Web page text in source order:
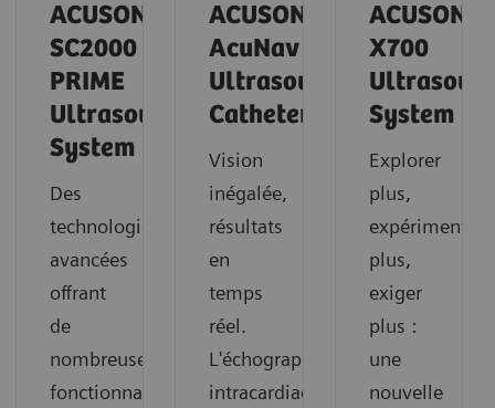
ACUSON
SC2000
PRIME
Ultrasound
System
Des
technologies
avancées
offrant
de
nombreuses
fonctionnalités
ACUSON
AcuNav
Ultrasound
Catheter
Vision
inégalée,
résultats
en
temps
réel.
L'échographie
intracardiaque
ACUSON
X700
System
Explorer
plus,
expérimenter
plus,
exiger
plus :
une
nouvelle